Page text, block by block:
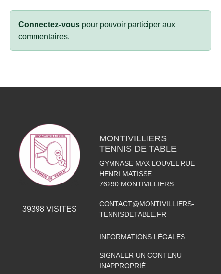
Connectez-vous pour pouvoir participer aux
commentaires.
39398VISITES
MONTIVILLIERS
TENNIS DE TABLE
GYMNASE MAX LOUVEL RUE
HENRI MATISSE
76290 MONTIVILLIERS
CONTACT@MONTIVILLIERS-
TENNISDETABLE.FR
INFORMATIONS LÉGALES
SIGNALER UN CONTENU
INAPPROPRIÉ